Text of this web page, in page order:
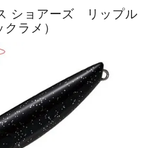
ショアーズ リップル
クラメ）